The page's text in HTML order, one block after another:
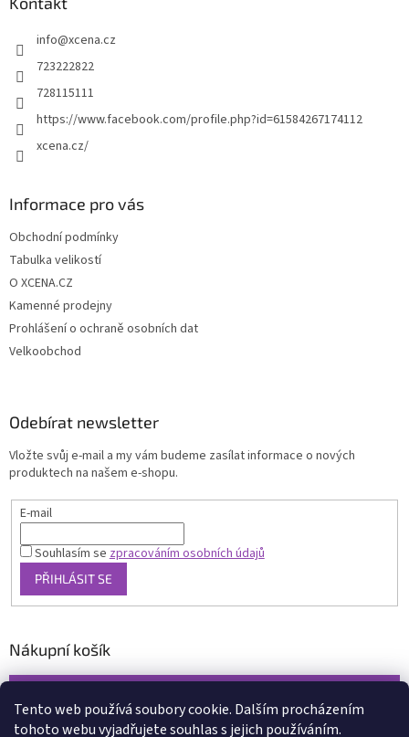
Tento web používá soubory cookie. Dalším procházením
tohoto webu vyjadřujete souhlas s jejich používáním.
info@xcena.cz
723222822
728115111
https://www.facebook.com/profile.php?id=61584267174112
xcena.cz/
Informace pro vás
Obchodní podmínky
Tabulka velikostí
O XCENA.CZ
Kamenné prodejny
Prohlášení o ochraně osobních dat
Velkoobchod
Odebírat newsletter
Vložte svůj e-mail a my vám budeme zasílat informace o nových
produktech na našem e-shopu.
E-mail
Souhlasím sezpracováním osobních údajů
PŘIHLÁSIT SE
Nákupní košík